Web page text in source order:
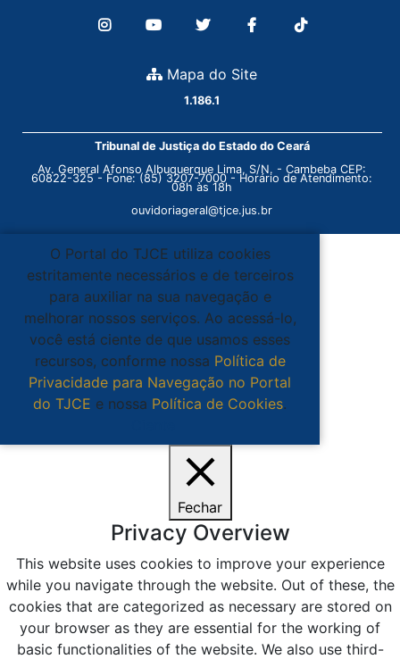
Mapa do Site
1.186.1
Tribunal de Justiça do Estado do Ceará
Av. General Afonso Albuquerque Lima, S/N. - Cambeba CEP:
60822-325 - Fone: (85) 3207-7000 - Horário de Atendimento:
08h às 18h
ouvidoriageral@tjce.jus.br
O Portal do TJCE utiliza cookies
estritamente necessários e de terceiros
para auxiliar na sua navegação e
melhorar nossos serviços. Ao acessá-lo,
você está ciente de que usamos esses
recursos, conforme nossa Política de
Privacidade para Navegação no Portal
do TJCE e nossa Política de Cookies.
Fechar
Privacy Overview
This website uses cookies to improve your experience
while you navigate through the website. Out of these, the
cookies that are categorized as necessary are stored on
your browser as they are essential for the working of
basic functionalities of the website. We also use third-